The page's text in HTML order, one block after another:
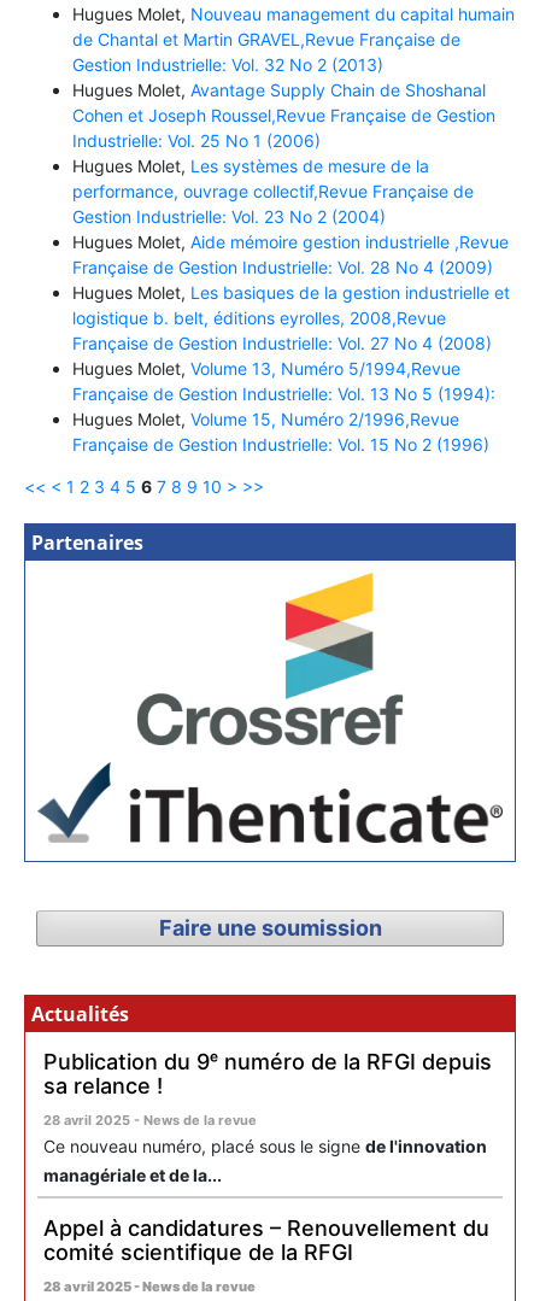
Hugues Molet, Nouveau management du capital humain
de Chantal et Martin GRAVEL,Revue Française de
Gestion Industrielle: Vol. 32 No 2 (2013)
Hugues Molet, Avantage Supply Chain de Shoshanal
Cohen et Joseph Roussel,Revue Française de Gestion
Industrielle: Vol. 25 No 1 (2006)
Hugues Molet, Les systèmes de mesure de la
performance, ouvrage collectif,Revue Française de
Gestion Industrielle: Vol. 23 No 2 (2004)
Hugues Molet, Aide mémoire gestion industrielle ,Revue
Française de Gestion Industrielle: Vol. 28 No 4 (2009)
Hugues Molet, Les basiques de la gestion industrielle et
logistique b. belt, éditions eyrolles, 2008,Revue
Française de Gestion Industrielle: Vol. 27 No 4 (2008)
Hugues Molet, Volume 13, Numéro 5/1994,Revue
Française de Gestion Industrielle: Vol. 13 No 5 (1994):
Hugues Molet, Volume 15, Numéro 2/1996,Revue
Française de Gestion Industrielle: Vol. 15 No 2 (1996)
<< < 1 2 3 4 5 6 7 8 9 10 > >>
Partenaires
Faire une soumission
Actualités
Publication du 9ᵉ numéro de la RFGI depuis
sa relance !
28 avril 2025 - News de la revue
Ce nouveau numéro, placé sous le signe de l'innovation
managériale et de la...
Appel à candidatures – Renouvellement du
comité scientifique de la RFGI
28 avril 2025 - News de la revue